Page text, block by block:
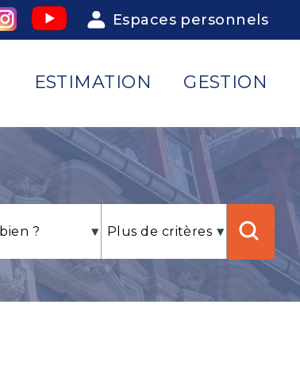
Espaces personnels
ESTIMATION GESTION